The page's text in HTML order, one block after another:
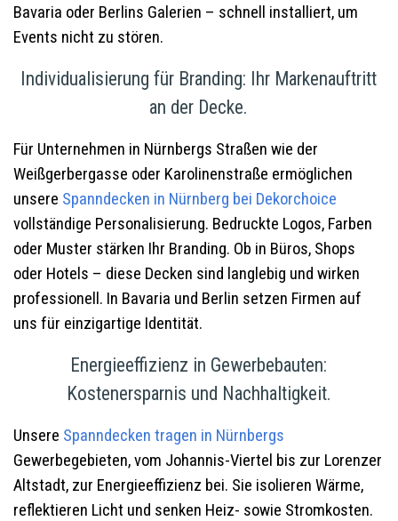
Bavaria oder Berlins Galerien – schnell installiert, um
Events nicht zu stören.
Individualisierung für Branding: Ihr Markenauftritt
an der Decke.
Für Unternehmen in Nürnbergs Straßen wie der
Weißgerbergasse oder Karolinenstraße ermöglichen
unsere Spanndecken in Nürnberg bei Dekorchoice
vollständige Personalisierung. Bedruckte Logos, Farben
oder Muster stärken Ihr Branding. Ob in Büros, Shops
oder Hotels – diese Decken sind langlebig und wirken
professionell. In Bavaria und Berlin setzen Firmen auf
uns für einzigartige Identität.
Energieeffizienz in Gewerbebauten:
Kostenersparnis und Nachhaltigkeit.
Unsere Spanndecken tragen in Nürnbergs
Gewerbegebieten, vom Johannis-Viertel bis zur Lorenzer
Altstadt, zur Energieeffizienz bei. Sie isolieren Wärme,
reflektieren Licht und senken Heiz- sowie Stromkosten.